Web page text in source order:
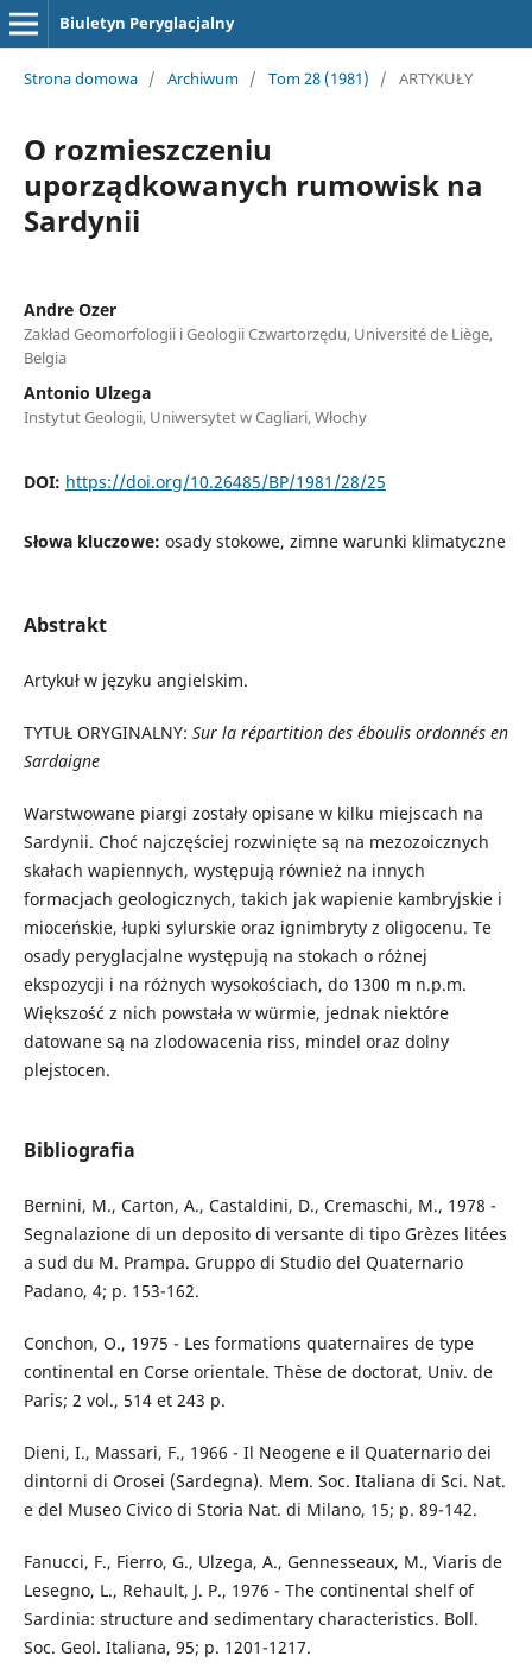
Biuletyn Peryglacjalny
Strona domowa / Archiwum / Tom 28 (1981) / ARTYKUŁY
O rozmieszczeniu
uporządkowanych rumowisk na
Sardynii
Andre Ozer
Zakład Geomorfologii i Geologii Czwartorzędu, Université de Liège,
Belgia
Antonio Ulzega
Instytut Geologii, Uniwersytet w Cagliari, Włochy
DOI: https://doi.org/10.26485/BP/1981/28/25
Słowa kluczowe: osady stokowe, zimne warunki klimatyczne
Abstrakt
Artykuł w języku angielskim.
TYTUŁ ORYGINALNY: Sur la répartition des éboulis ordonnés en
Sardaigne
Warstwowane piargi zostały opisane w kilku miejscach na
Sardynii. Choć najczęściej rozwinięte są na mezozoicznych
skałach wapiennych, występują również na innych
formacjach geologicznych, takich jak wapienie kambryjskie i
mioceńskie, łupki sylurskie oraz ignimbryty z oligocenu. Te
osady peryglacjalne występują na stokach o różnej
ekspozycji i na różnych wysokościach, do 1300 m n.p.m.
Większość z nich powstała w würmie, jednak niektóre
datowane są na zlodowacenia riss, mindel oraz dolny
plejstocen.
Bibliografia
Bernini, M., Carton, A., Castaldini, D., Cremaschi, M., 1978 -
Segnalazione di un deposito di versante di tipo Grèzes litées
a sud du M. Prampa. Gruppo di Studio del Quaternario
Padano, 4; p. 153-162.
Conchon, O., 1975 - Les formations quaternaires de type
continental en Corse orientale. Thèse de doctorat, Univ. de
Paris; 2 vol., 514 et 243 p.
Dieni, I., Massari, F., 1966 - Il Neogene e il Quaternario dei
dintorni di Orosei (Sardegna). Mem. Soc. Italiana di Sci. Nat.
e del Museo Civico di Storia Nat. di Milano, 15; p. 89-142.
Fanucci, F., Fierro, G., Ulzega, A., Gennesseaux, M., Viaris de
Lesegno, L., Rehault, J. P., 1976 - The continental shelf of
Sardinia: structure and sedimentary characteristics. Boll.
Soc. Geol. Italiana, 95; p. 1201-1217.